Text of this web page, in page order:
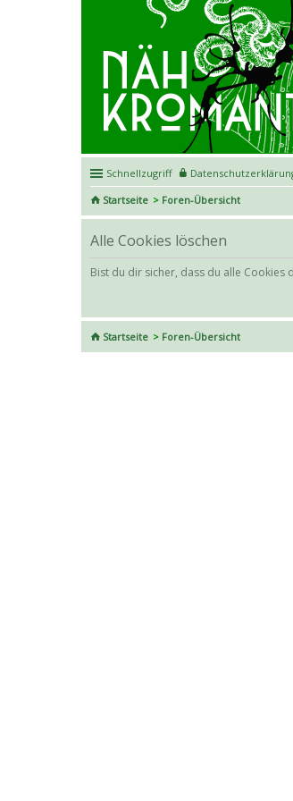
Schnellzugriff
Startseite
Foren-Übersicht
Alle Cookies löschen
Bist du dir sicher, dass du alle Cookies
Startseite Foren-Übersicht